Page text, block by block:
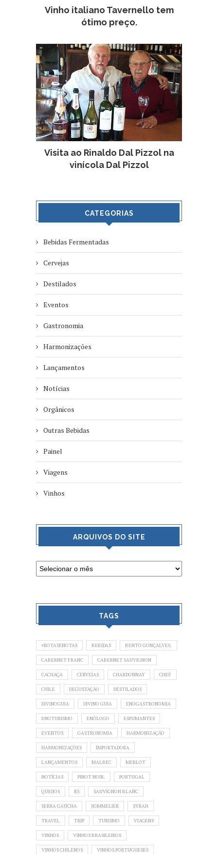
Vinho italiano Tavernello tem
ótimo preço.
Visita ao Rinaldo Dal Pizzol na
vinícola Dal Pizzol
CATEGORIAS
Bebidas Fermentadas
Cervejas
Destilados
Eventos
Gastronomia
Harmonizações
Lançamentos
Notícias
Orgânicos
Outras Bebidas
Painel
Viagens
Vinhos
ARQUIVOS DO SITE
TAGS
#ROTASENOTAS BEBIDAS BENTO GONÇALVES.
CABERNET FRANC CABERNET SAUVIGNON
CACHAÇA CERVEJAS CHARDONNAY CHEF
CHILE DEGUSTAÇÃO DESTILADOS
DIVINOGUIA DIVINO GUIA ENOGASTRONOMIA
ENOTURISMO ENÓLOGO ESPUMANTES
EVENTOS GASTRONOMIA HARMONIZAÇÃO
HARMONIZAÇÕES IMPORTADORA
LANÇAMENTOS MALBEC MERLOT
NOTÍCIAS PINOT NOIR. PORTUGAL
QUEIJOS RS SAUVIGNON BLANC
SERRA GAÚCHA SOMMELIER SYRAH
TRAVEL TRIP TURISMO VIAGENS
VINHOS VINHOS BRASILEIROS
VINHOS CHILENOS VINHOS PORTUGUESES